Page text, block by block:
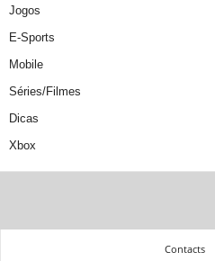
Jogos
E-Sports
Mobile
Séries/Filmes
Dicas
Xbox
Contacts